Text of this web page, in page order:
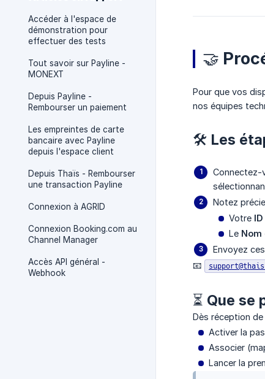
Accéder à l'espace de
démonstration pour
effectuer des tests
Tout savoir sur Payline -
MONEXT
Depuis Payline -
Rembourser un paiement
Les empreintes de carte
bancaire avec Payline
depuis l'espace client
Depuis Thaïs - Rembourser
une transaction Payline
Connexion à AGRID
Connexion Booking.com au
Channel Manager
Accès API général -
Webhook
🤝
Pour que vos
nos équipes
🛠️ Les
Connectez-
Notez
Votre
Le Nom
Envoyez
📧
⏳ Que
Dès réception
Activer la
Associer
Lancer la